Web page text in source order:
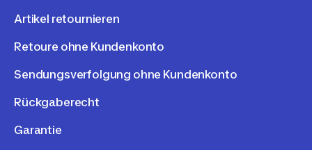
Artikel retournieren
Retoure ohne Kundenkonto
Sendungsverfolgung ohne Kundenkonto
Rückgaberecht
Garantie